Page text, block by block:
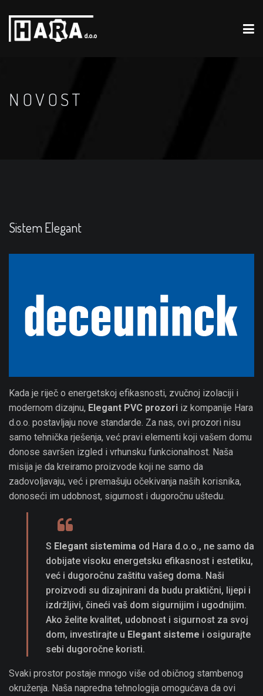
NOVOST
Sistem Elegant
Kada je riječ o energetskoj efikasnosti, zvučnoj izolaciji i
modernom dizajnu, Elegant PVC prozori iz kompanije Hara
d.o.o. postavljaju nove standarde. Za nas, ovi prozori nisu
samo tehnička rješenja, već pravi elementi koji vašem domu
donose savršen izgled i vrhunsku funkcionalnost. Naša
misija je da kreiramo proizvode koji ne samo da
zadovoljavaju, već i premašuju očekivanja naših korisnika,
donoseći im udobnost, sigurnost i dugoročnu uštedu.
S Elegant sistemima od Hara d.o.o., ne samo da
dobijate visoku energetsku efikasnost i estetiku,
već i dugoročnu zaštitu vašeg doma. Naši
proizvodi su dizajnirani da budu praktični, lijepi i
izdržljivi, čineći vaš dom sigurnijim i ugodnijim.
Ako želite kvalitet, udobnost i sigurnost za svoj
dom, investirajte u Elegant sisteme i osigurajte
sebi dugoročne koristi.
Svaki prostor postaje mnogo više od običnog stambenog
okruženja. Naša napredna tehnologija omogućava da ovi